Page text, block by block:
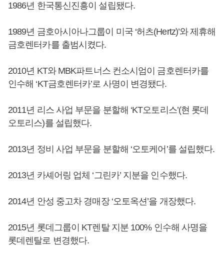
1986년 한국통신진흥이 설립됐다.
1989년 금호아시아나그룹이 미국 ‘허츠(Hertz)’와 제휴해
금호렌터카를 출범시켰다.
2010년 KT와 MBK파트너스 컨소시엄이 금호렌터카를
인수해 ‘KT금호렌터카’로 사명이 변경됐다.
2011년 리스 사업 부문을 분할해 ‘KT오토리스’(현 롯데
오토리스)를 설립했다.
2013년 정비 사업 부문을 분할해 ‘오토케어’를 설립했다.
2013년 카셰어링 업체 ‘그린카’ 지분을 인수했다.
2014년 안성 중고차 경매장 ‘오토옥션’을 개장했다.
2015년 롯데그룹이 KT렌탈 지분 100% 인수해 사명을
롯데렌탈로 변경했다.